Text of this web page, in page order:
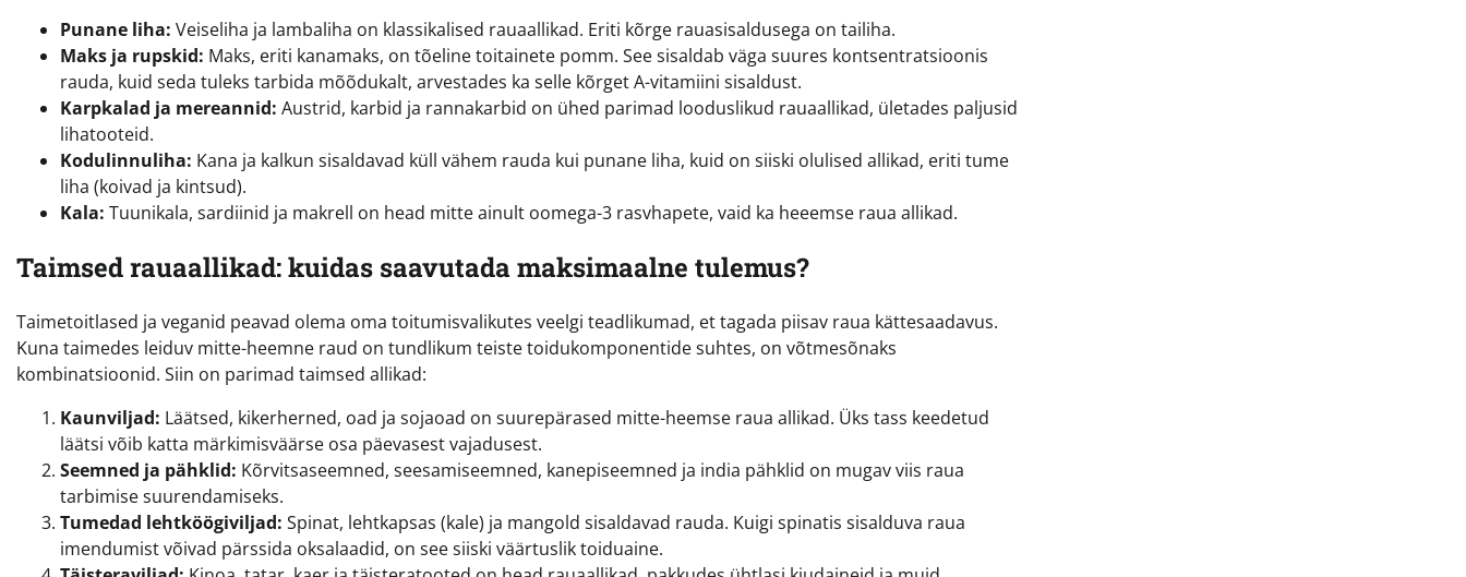
Punane liha: Veiseliha ja lambaliha on klassikalised rauaallikad. Eriti kõrge rauasisaldusega on tailiha.
Maks ja rupskid: Maks, eriti kanamaks, on tõeline toitainete pomm. See sisaldab väga suures kontsentratsioonis
rauda, kuid seda tuleks tarbida mõõdukalt, arvestades ka selle kõrget A-vitamiini sisaldust.
Karpkalad ja mereannid: Austrid, karbid ja rannakarbid on ühed parimad looduslikud rauaallikad, ületades paljusid
lihatooteid.
Kodulinnuliha: Kana ja kalkun sisaldavad küll vähem rauda kui punane liha, kuid on siiski olulised allikad, eriti tume
liha (koivad ja kintsud).
Kala: Tuunikala, sardiinid ja makrell on head mitte ainult oomega-3 rasvhapete, vaid ka heeemse raua allikad.
Taimsed rauaallikad: kuidas saavutada maksimaalne tulemus?
Taimetoitlased ja veganid peavad olema oma toitumisvalikutes veelgi teadlikumad, et tagada piisav raua kättesaadavus.
Kuna taimedes leiduv mitte-heemne raud on tundlikum teiste toidukomponentide suhtes, on võtmesõnaks
kombinatsioonid. Siin on parimad taimsed allikad:
Kaunviljad: Läätsed, kikerherned, oad ja sojaoad on suurepärased mitte-heemse raua allikad. Üks tass keedetud
läätsi võib katta märkimisväärse osa päevasest vajadusest.
Seemned ja pähklid: Kõrvitsaseemned, seesamiseemned, kanepiseemned ja india pähklid on mugav viis raua
tarbimise suurendamiseks.
Tumedad lehtköögiviljad: Spinat, lehtkapsas (kale) ja mangold sisaldavad rauda. Kuigi spinatis sisalduva raua
imendumist võivad pärssida oksalaadid, on see siiski väärtuslik toiduaine.